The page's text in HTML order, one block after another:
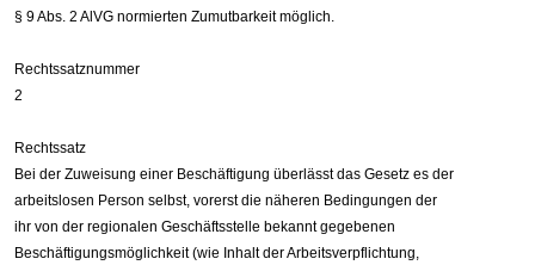
§ 9 Abs. 2 AlVG normierten Zumutbarkeit möglich.
Rechtssatznummer
2
Rechtssatz
Bei der Zuweisung einer Beschäftigung überlässt das Gesetz es der
arbeitslosen Person selbst, vorerst die näheren Bedingungen der
ihr von der regionalen Geschäftsstelle bekannt gegebenen
Beschäftigungsmöglichkeit (wie Inhalt der Arbeitsverpflichtung,